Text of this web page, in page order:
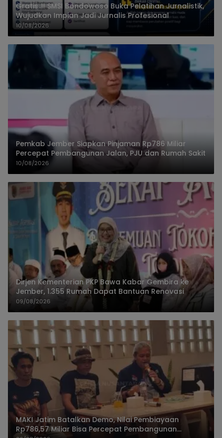
Gratis..!! SMSI Bondowoso Buka Pelatihan Jurnalistik,
Wujudkan Impian Jadi Jurnalis Profesional
10/08/2026
Pemkab Jember Siapkan Pinjaman Rp786 Miliar
Percepat Pembangunan Jalan, PJU dan Rumah Sakit
10/08/2026
Dirjen Kementerian PKP Bawa Kabar Gembira ke
Jember, 1.355 Rumah Dapat Bantuan Renovasi
09/08/2026
MAKI Jatim Batalkan Demo, Nilai Pembiayaan
Rp786,57 Miliar Bisa Percepat Pembangunan